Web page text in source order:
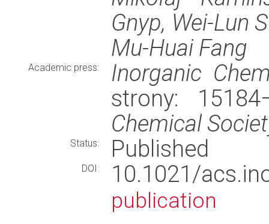
Gnyp, Wei-Lun
Mu-Huai Fang
Academic press:
Inorganic
strony:
Chemical
Status: Published
DOI: 10.1021/
publication